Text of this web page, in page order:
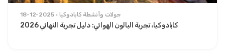
18-12-2025 جولات وأنشطة كابادوكيا
كابادوكيا، تجربة البالون الهوائي: دليل تجربة النهائي 2026